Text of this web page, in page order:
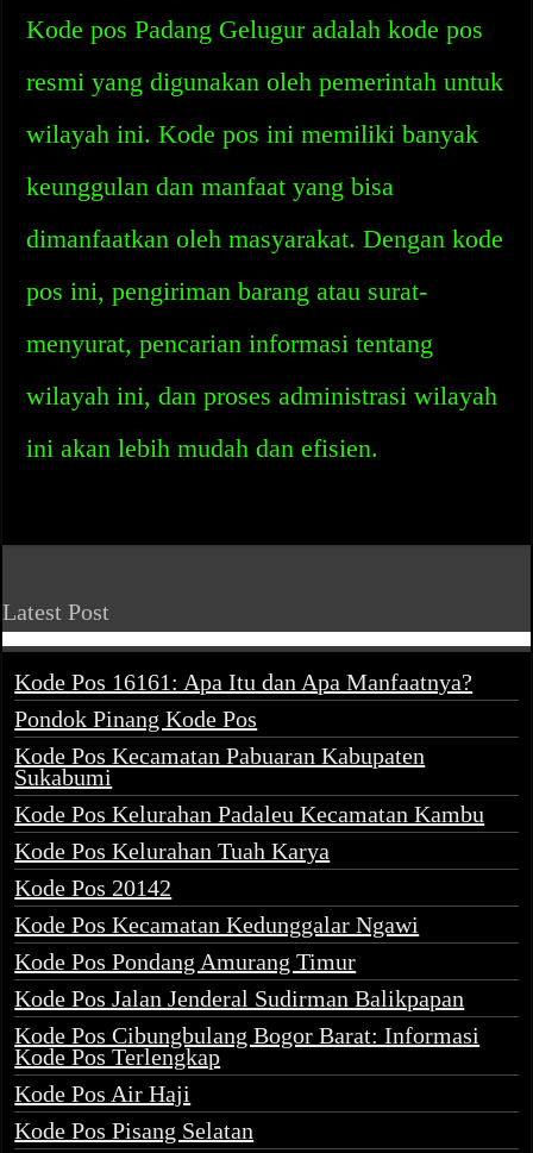
Kode pos Padang Gelugur adalah kode pos
resmi yang digunakan oleh pemerintah untuk
wilayah ini. Kode pos ini memiliki banyak
keunggulan dan manfaat yang bisa
dimanfaatkan oleh masyarakat. Dengan kode
pos ini, pengiriman barang atau surat-
menyurat, pencarian informasi tentang
wilayah ini, dan proses administrasi wilayah
ini akan lebih mudah dan efisien.
Latest Post
Kode Pos 16161: Apa Itu dan Apa Manfaatnya?
Pondok Pinang Kode Pos
Kode Pos Kecamatan Pabuaran Kabupaten
Sukabumi
Kode Pos Kelurahan Padaleu Kecamatan Kambu
Kode Pos Kelurahan Tuah Karya
Kode Pos 20142
Kode Pos Kecamatan Kedunggalar Ngawi
Kode Pos Pondang Amurang Timur
Kode Pos Jalan Jenderal Sudirman Balikpapan
Kode Pos Cibungbulang Bogor Barat: Informasi
Kode Pos Terlengkap
Kode Pos Air Haji
Kode Pos Pisang Selatan